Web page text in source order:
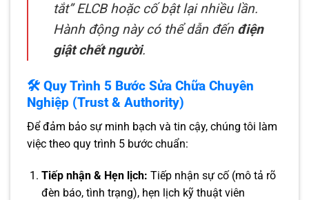
tắt” ELCB hoặc cố bật lại nhiều lần.
Hành động này có thể dẫn đến điện
giật chết người.
🛠️ Quy Trình 5 Bước Sửa Chữa Chuyên
Nghiệp (Trust & Authority)
Để đảm bảo sự minh bạch và tin cậy, chúng tôi làm
việc theo quy trình 5 bước chuẩn:
Tiếp nhận & Hẹn lịch: Tiếp nhận sự cố (mô tả rõ
đèn báo, tình trạng), hẹn lịch kỹ thuật viên